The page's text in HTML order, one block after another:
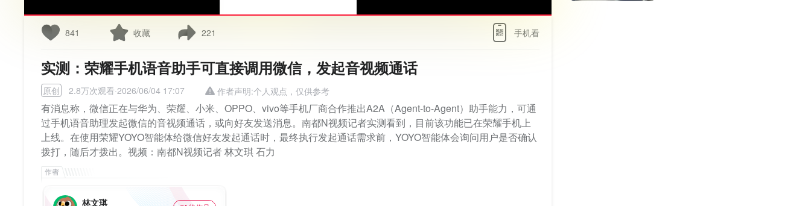
841 收藏 221 手机看
实测：荣耀手机语音助手可直接调用微信，发起音视频通话
原创 2.8万次观看·2026/06/04 17:07 作者声明:个人观点，仅供参考
有消息称，微信正在与华为、荣耀、小米、OPPO、vivo等手机厂商合作推出A2A（Agent-to-Agent）助手能力，可通
过手机语音助理发起微信的音视频通话，或向好友发送消息。南都N视频记者实测看到，目前该功能已在荣耀手机上
上线。在使用荣耀YOYO智能体给微信好友发起通话时，最终执行发起通话需求前，YOYO智能体会询问用户是否确认
拨打，随后才拨出。视频：南都N视频记者 林文琪 石力
林文琪